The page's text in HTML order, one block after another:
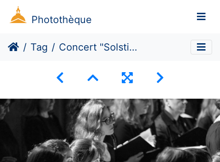
Photothèque
Tag Concert "Solstice" du Chœur de Paris 1 Panthéon-Sorbonne